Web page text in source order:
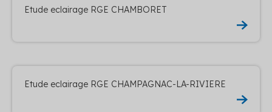
Etude eclairage RGE CHAMBORET
Etude eclairage RGE CHAMPAGNAC-LA-RIVIERE